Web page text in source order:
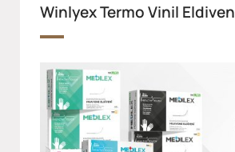
Winlyex Termo Vinil Eldiven